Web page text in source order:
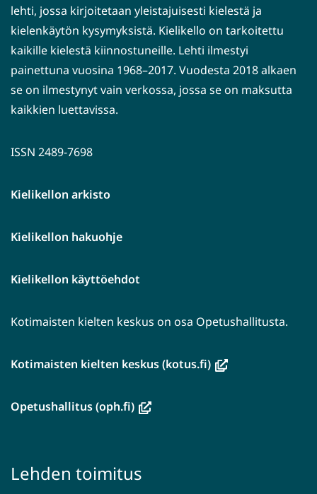
lehti, jossa kirjoitetaan yleistajuisesti kielestä ja
kielenkäytön kysymyksistä. Kielikello on tarkoitettu
kaikille kielestä kiinnostuneille. Lehti ilmestyi
painettuna vuosina 1968–2017. Vuodesta 2018 alkaen
se on ilmestynyt vain verkossa, jossa se on maksutta
kaikkien luettavissa.
ISSN 2489-7698
Kielikellon arkisto
Kielikellon hakuohje
Kielikellon käyttöehdot
Kotimaisten kielten keskus on osa Opetushallitusta.
Kotimaisten kielten keskus (kotus.fi)(avautuu
Opetushallitus (oph.fi)(avautuu
toiseen
Lehden toimitus